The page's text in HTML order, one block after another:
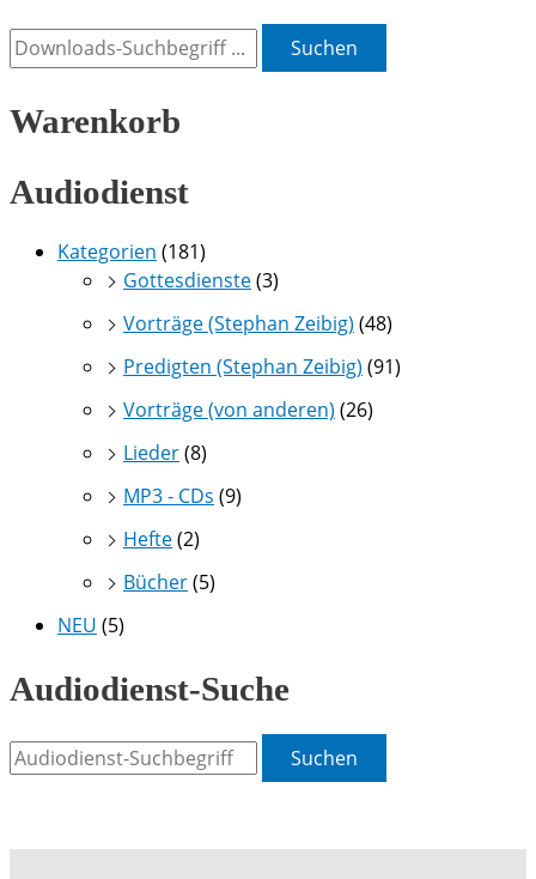
Suchen
Warenkorb
Audiodienst
Kategorien (181)
Gottesdienste(3)
Vorträge (Stephan Zeibig) (48)
Predigten (Stephan Zeibig) (91)
Vorträge (von anderen) (26)
Lieder(8)
MP3 - CDs (9)
Hefte(2)
Bücher(5)
NEU (5)
Audiodienst-Suche
Suchen